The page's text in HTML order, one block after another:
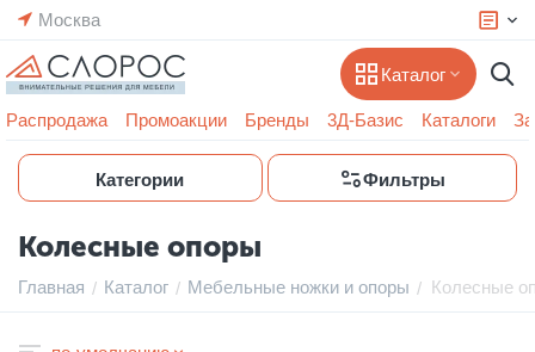
Москва
Каталог
Распродажа Промоакции Бренды 3Д-Базис Каталоги
Категории Фильтры
Колесные опоры
Главная / Каталог / Мебельные ножки и опоры / Колесные